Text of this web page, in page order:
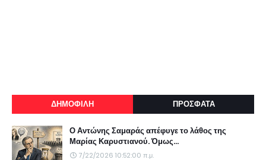
ΔΗΜΟΦΙΛΗ ΠΡΟΣΦΑΤΑ
Ο Αντώνης Σαμαράς απέφυγε το λάθος της
Μαρίας Καρυστιανού. Όμως...
7/22/2026 10:52:00 π.μ.